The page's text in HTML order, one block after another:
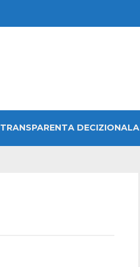
TRANSPARENTA DECIZIONALA